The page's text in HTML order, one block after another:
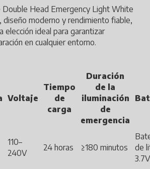
Double Head Emergency Light White
diseño moderno y rendimiento fiable,
elección ideal para garantizar
en cualquier entorno.
Voltaje
Tiempo
de
carga
Duración
de la
iluminación
de
emergencia
110–
240V
24 horas ≥180 minutos
de
3.7V